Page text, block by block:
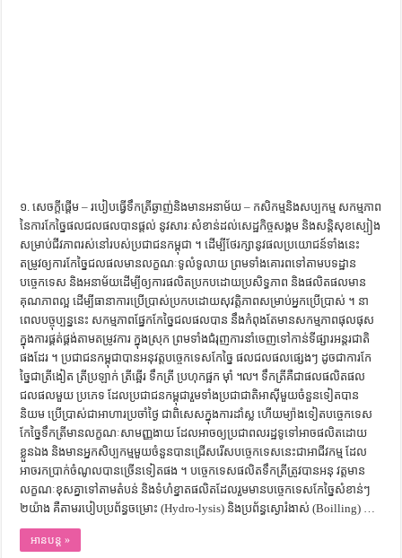
១. សេចក្តី​ផ្តើម​ – របៀបធ្វើទឹកត្រីឆ្ងាញ់និងមានអនាម័យ – កសិកម្មនិងសប្បកម្ម សកម្មភាព​
នៃ​ការកែច្នៃ​ផល​ជលផល​បានផ្តល់ ​នូវ​សារៈសំខាន់​ដល់​សេដ្ឋកិច្ចសង្គម និង​សន្តិសុខ​ស្បៀង​
សម្រាប់​ជីវភាព​រស់នៅ​របស់​ប្រជាជន​កម្ពុជា ។ ដើម្បី​ថែរក្សា​នូវ​ផលប្រយោជន៍​ទាំងនេះ
តម្រូវ​ឲ្យ​ការកែច្នៃ​ជលផល​មាន​លក្ខណៈ​ទូលំទូលាយ ​ព្រមទាំង​គោរព​ទៅតាម​បទដ្ឋាន​
បច្ចេកទេស និង​អនាម័យ​ដើម្បី​ឲ្យ​ការផលិត​ប្រកបដោយ​ប្រសិទ្ធភាព និង​ផលិតផល​មាន
គុណ​ភាពល្អ ដើម្បី​ធានា​ការប្រើប្រាស់​ប្រកបដោយ​សុ​វត្តិភាព​សម្រាប់​អ្នកប្រើប្រាស់ ។ នា
ពេល​បច្ចុប្បន្ននេះ សកម្មភាព​ផ្នែក​កែច្នៃ​ជលផល​បាន​ នឹង​កំពុង​តែមាន​សកម្មភាព​ផុលផុស​
ក្នុងការ​ផ្គត់ផ្គង់​តាម​តម្រូវការ​ ក្នុងស្រុក ព្រមទាំង​ជំរុញ​ការនាំចេញ​ទៅកាន់​ទីផ្សារ​អ​ន្តរជាតិ​
ផងដែរ ។ ប្រជាជន​កម្ពុជា​បាន​អនុវត្ត​បច្ចេកទេស​កែច្នៃ ផល​ជលផល​ផ្សេងៗ ដូចជា​ការកែ
ច្នៃ​ជា​ត្រីងៀត ត្រីប្រឡាក់ ត្រីឆ្អើរ ទឹកត្រី ប្រហុក​ផ្អក ម៉ាំ ៘​ ​​ទឹកត្រី​គឺជា​ផល​ផលិតផល​
ជលផល​មួយ​ ប្រភេទ ដែល​ប្រជាជន​កម្ពុជា​រួមទាំង​ប្រជាជាតិ​អាស៊ី​មួយចំនួនទៀត​បាន​
និយម​ ប្រើប្រាស់​ជា​អាហារ​ប្រចាំថ្ងៃ ជាពិសេស​ក្នុង​ការដាំ​ស្ល ហើយ​ម្យ៉ាងទៀត​បច្ចេកទេស​
កែច្នៃ​ទឹកត្រី​មាន​លក្ខណៈសាមញ្ញ​ងាយ ដែល​អាច​ឲ្យ​ប្រជាពលរដ្ឋ​ទូទៅ​អាច​ផលិត​ដោយ​
ខ្លួនឯង និង​មាន​អ្នក​សិប្បកម្ម​មួយចំនួន​បានជ្រើសរើស​បច្ចេកទេស​នេះ​ជា​អាជីវកម្ម ដែល​
អាច​រកប្រាក់​ចំណូល​បាន​ច្រើន​ទៀតផង ។​ ​បច្ចេកទេស​ផលិត​ទឹកត្រី​តូ្រវ​បាន​អនុ​ វត្តមាន​
លក្ខណៈខុស​គ្នា​ទៅតាម​តំបន់ និង​ទំហំ​ខ្នា​ត​ផលិត​ដែល​រួមមាន​បច្ចេកទេស​កែច្នៃ​សំខាន់ៗ
២​យ៉ាង ​គឺ​តាមរបៀប​ប្រព័ន្ធ​ចម្រោះ (Hydro-lysis) និង​ប្រព័ន្ធ​ស្ងោ​រំងាស់ (Boilling) …
អានបន្ត »